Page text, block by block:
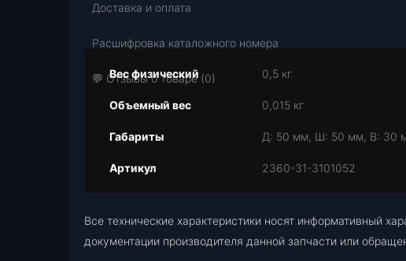
Доставка и оплата
Расшифровка каталожного номера
💬 Отзывы о товаре (0)
Вес физический 0,5 кг
Объемный вес 0,015 кг
Габариты Д: 50 мм, Ш: 50 мм, В: 30
Артикул 2360-31-3101052
Все технические характеристики носят информативный
документации производителя данной запчасти или